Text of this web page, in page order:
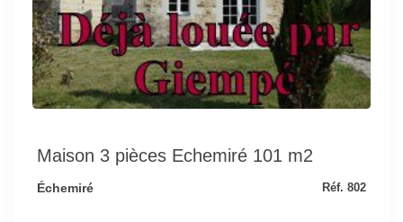
Maison 3 pièces Echemiré 101 m2
Échemiré Réf. 802